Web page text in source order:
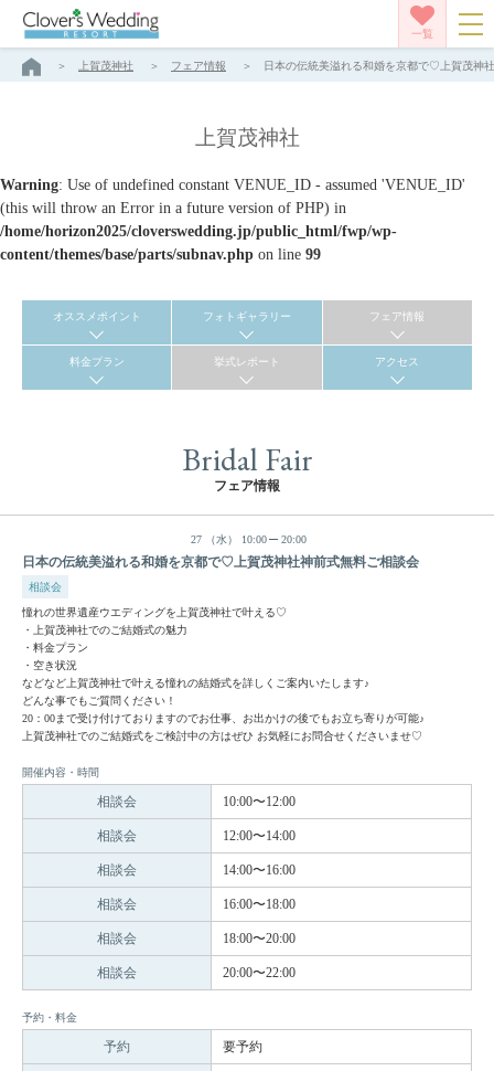
一覧
上賀茂神社 フェア情報 日本の伝統美溢れる和婚を京都で♡上賀茂神
上賀茂神社
Warning: Use of undefined constant VENUE_ID - assumed 'VENUE_ID'
(this will throw an Error in a future version of PHP) in
/home/horizon2025/cloverswedding.jp/public_html/fwp/wp-
content/themes/base/parts/subnav.php on line 99
オススメポイント フォトギャラリー フェア情報
料金プラン 挙式レポート アクセス
Bridal Fair
フェア情報
27 （水） 10:00 20:00
日本の伝統美溢れる和婚を京都で♡上賀茂神社神前式無料ご相談会
相談会
憧れの世界遺産ウエディングを上賀茂神社で叶える♡
・上賀茂神社でのご結婚式の魅力
・料金プラン
・空き状況
などなど上賀茂神社で叶える憧れの結婚式を詳しくご案内いたします♪
どんな事でもご質問ください！
20：00まで受け付けておりますのでお仕事、お出かけの後でもお立ち寄りが可能♪
上賀茂神社でのご結婚式をご検討中の方はぜひ お気軽にお問合せくださいませ♡
開催内容・時間
相談会 10:00〜12:00
相談会 12:00〜14:00
相談会 14:00〜16:00
相談会 16:00〜18:00
相談会 18:00〜20:00
相談会 20:00〜22:00
予約・料金
予約 要予約